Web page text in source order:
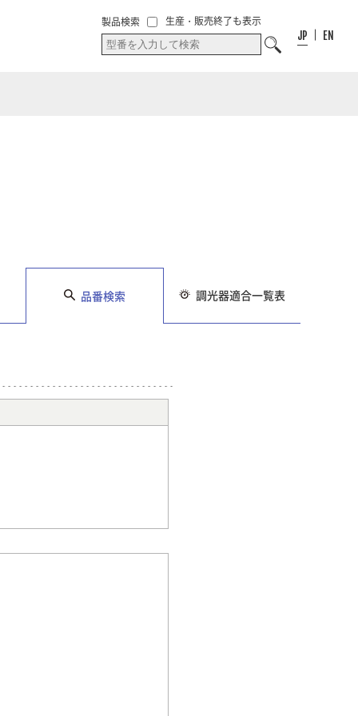
生産・販売終了も表示
製品検索
JP EN
お気に入り
品番検索 調光器適合一覧表